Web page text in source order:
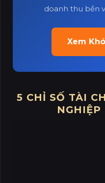
doanh thu bền
Xem
5 CHỈ SỐ TÀI